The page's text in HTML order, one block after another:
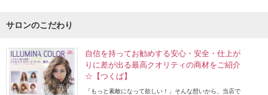
サロンのこだわり
自信を持ってお勧めする安心・安全・仕上が
りに差が出る最高クオリティの商材をご紹介
☆【つくば】
「もっと素敵になって欲しい！」そんな想いから、当店で